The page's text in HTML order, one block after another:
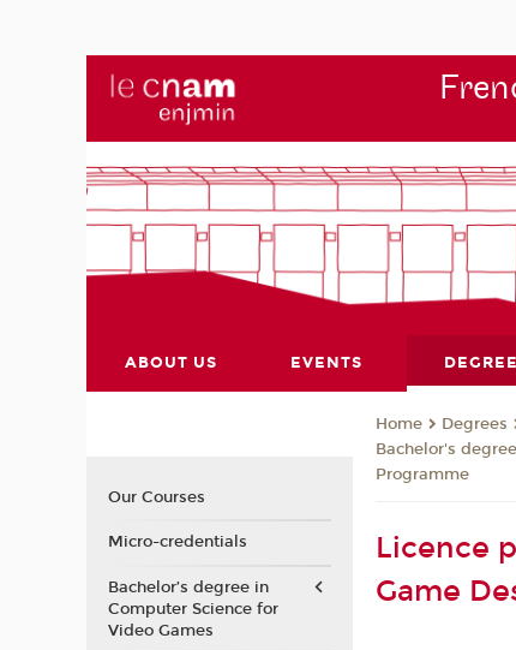
ABOUT US EVENTS
Home
Degrees
Bachelor's
Programme
Licence
Game
Our Courses
Micro-credentials
Bachelor’s degree in
Computer Science for
Video Games